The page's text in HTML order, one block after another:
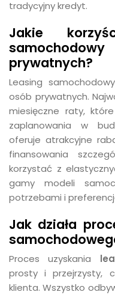
tradycyjny kredyt.
Jakie
prywatnych?
Leasing
osób prywatnych.
miesięczne raty,
zaplanowania w
oferuje atrakcyjne
finansowania
korzystać z
gamy modeli
potrzebami i
Jak działa
Proces uzyskania
prosty i przejrzysty,
klienta. Wszystko